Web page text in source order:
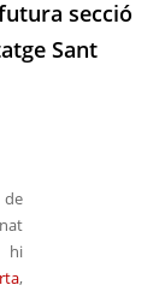
secció
Sant
hi
,